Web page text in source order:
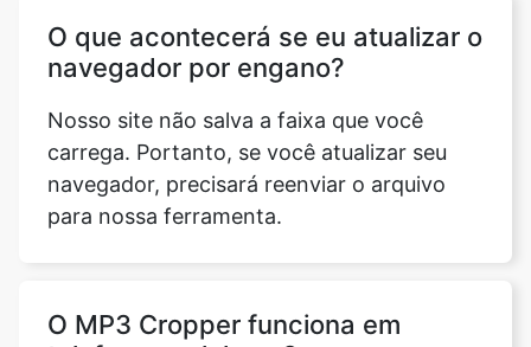
carrega. Portanto, se você atualizar seu
navegador, precisará reenviar o arquivo
para nossa ferramenta.
O MP3 Cropper funciona em
áudio funciona em todas as plataformas.